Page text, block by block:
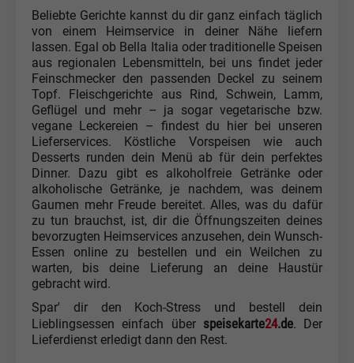
Beliebte Gerichte kannst du dir ganz einfach täglich
von einem Heimservice in deiner Nähe liefern
lassen. Egal ob Bella Italia oder traditionelle Speisen
aus regionalen Lebensmitteln, bei uns findet jeder
Feinschmecker den passenden Deckel zu seinem
Topf. Fleischgerichte aus Rind, Schwein, Lamm,
Geflügel und mehr – ja sogar vegetarische bzw.
vegane Leckereien – findest du hier bei unseren
Lieferservices. Köstliche Vorspeisen wie auch
Desserts runden dein Menü ab für dein perfektes
Dinner. Dazu gibt es alkoholfreie Getränke oder
alkoholische Getränke, je nachdem, was deinem
Gaumen mehr Freude bereitet. Alles, was du dafür
zu tun brauchst, ist, dir die Öffnungszeiten deines
bevorzugten Heimservices anzusehen, dein Wunsch-
Essen online zu bestellen und ein Weilchen zu
warten, bis deine Lieferung an deine Haustür
gebracht wird.
Spar' dir den Koch-Stress und bestell dein
Lieblingsessen einfach über speisekarte24.de. Der
Lieferdienst erledigt dann den Rest.